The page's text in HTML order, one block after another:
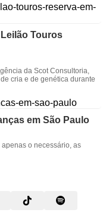
Touros
da Scot Consultoria,
cria e de genética durante
em São Paulo
o necessário, as